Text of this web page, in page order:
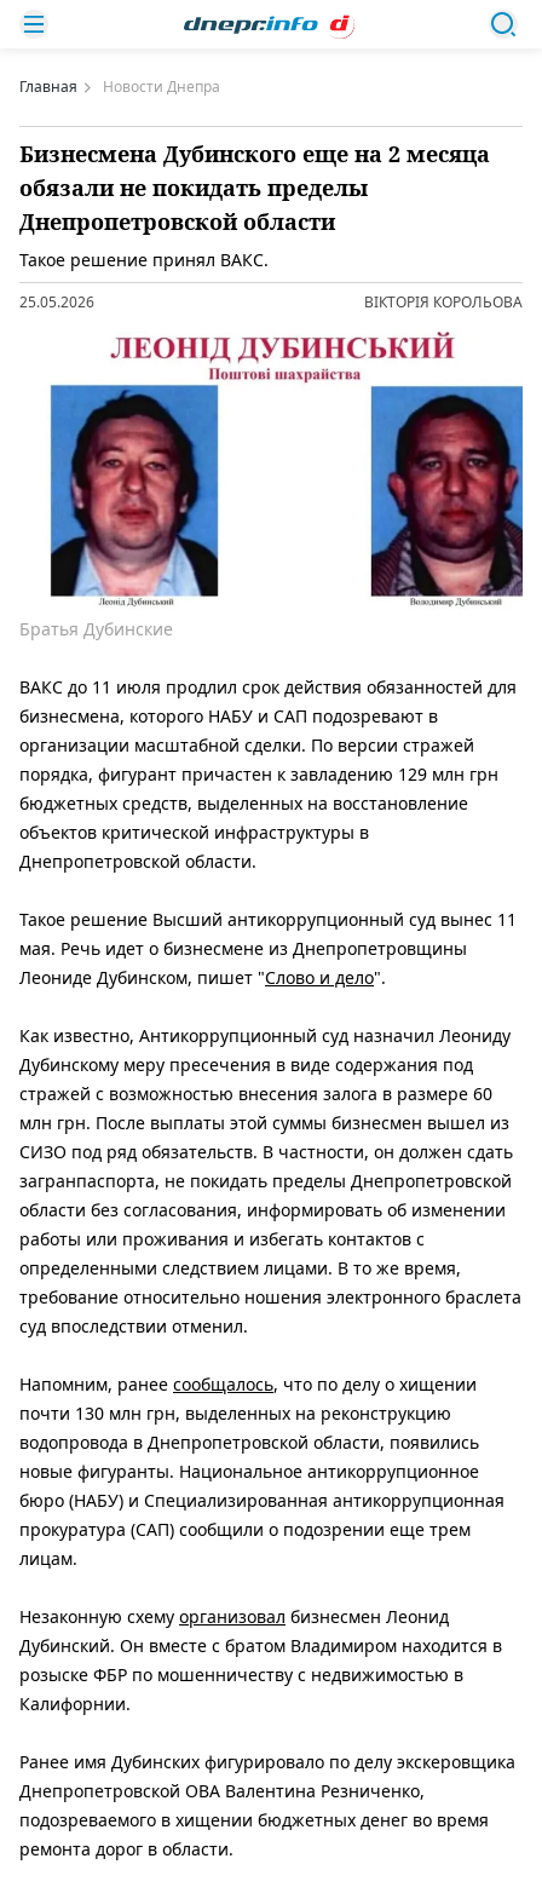
Главная Новости Днепра
Бизнесмена Дубинского еще на 2 месяца
обязали не покидать пределы
Днепропетровской области
Такое решение принял ВАКС.
25.05.2026 ВІКТОРІЯ КОРОЛЬОВА
Братья Дубинские
ВАКС до 11 июля продлил срок действия обязанностей для
бизнесмена, которого НАБУ и САП подозревают в
организации масштабной сделки. По версии стражей
порядка, фигурант причастен к завладению 129 млн грн
бюджетных средств, выделенных на восстановление
объектов критической инфраструктуры в
Днепропетровской области.
Такое решение Высший антикоррупционный суд вынес 11
мая. Речь идет о бизнесмене из Днепропетровщины
Леониде Дубинском, пишет "Слово и дело".
Как известно, Антикоррупционный суд назначил Леониду
Дубинскому меру пресечения в виде содержания под
стражей с возможностью внесения залога в размере 60
млн грн. После выплаты этой суммы бизнесмен вышел из
СИЗО под ряд обязательств. В частности, он должен сдать
загранпаспорта, не покидать пределы Днепропетровской
области без согласования, информировать об изменении
работы или проживания и избегать контактов с
определенными следствием лицами. В то же время,
требование относительно ношения электронного браслета
суд впоследствии отменил.
Напомним, ранее сообщалось, что по делу о хищении
почти 130 млн грн, выделенных на реконструкцию
водопровода в Днепропетровской области, появились
новые фигуранты. Национальное антикоррупционное
бюро (НАБУ) и Специализированная антикоррупционная
прокуратура (САП) сообщили о подозрении еще трем
лицам.
Незаконную схему организовал бизнесмен Леонид
Дубинский. Он вместе с братом Владимиром находится в
розыске ФБР по мошенничеству с недвижимостью в
Калифорнии.
Ранее имя Дубинских фигурировало по делу экскеровщика
Днепропетровской ОВА Валентина Резниченко,
подозреваемого в хищении бюджетных денег во время
ремонта дорог в области.